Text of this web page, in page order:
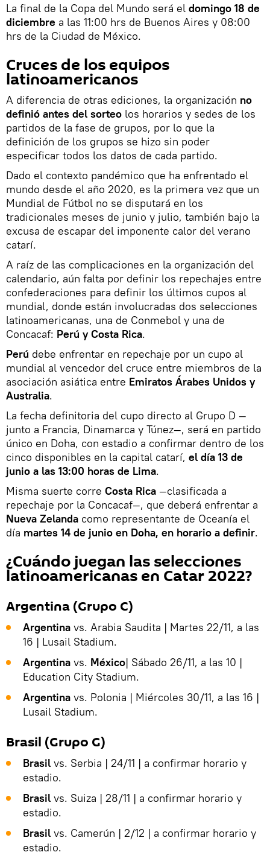
La final de la Copa del Mundo será el domingo 18 de
diciembre a las 11:00 hrs de Buenos Aires y 08:00
hrs de la Ciudad de México.
Cruces de los equipos
latinoamericanos
A diferencia de otras ediciones, la organización no
definió antes del sorteo los horarios y sedes de los
partidos de la fase de grupos, por lo que la
definición de los grupos se hizo sin poder
especificar todos los datos de cada partido.
Dado el contexto pandémico que ha enfrentado el
mundo desde el año 2020, es la primera vez que un
Mundial de Fútbol no se disputará en los
tradicionales meses de junio y julio, también bajo la
excusa de escapar del imponente calor del verano
catarí.
A raíz de las complicaciones en la organización del
calendario, aún falta por definir los repechajes entre
confederaciones para definir los últimos cupos al
mundial, donde están involucradas dos selecciones
latinoamericanas, una de Conmebol y una de
Concacaf: Perú y Costa Rica.
Perú debe enfrentar en repechaje por un cupo al
mundial al vencedor del cruce entre miembros de la
asociación asiática entre Emiratos Árabes Unidos y
Australia.
La fecha definitoria del cupo directo al Grupo D —
junto a Francia, Dinamarca y Túnez—, será en partido
único en Doha, con estadio a confirmar dentro de los
cinco disponibles en la capital catarí, el día 13 de
junio a las 13:00 horas de Lima.
Misma suerte corre Costa Rica —clasificada a
repechaje por la Concacaf—, que deberá enfrentar a
Nueva Zelanda como representante de Oceanía el
día martes 14 de junio en Doha, en horario a definir.
¿Cuándo juegan las selecciones
latinoamericanas en Catar 2022?
Argentina (Grupo C)
Argentina vs. Arabia Saudita | Martes 22/11, a las
16 | Lusail Stadium.
Argentina vs. México| Sábado 26/11, a las 10 |
Education City Stadium.
Argentina vs. Polonia | Miércoles 30/11, a las 16 |
Lusail Stadium.
Brasil (Grupo G)
Brasil vs. Serbia | 24/11 | a confirmar horario y
estadio.
Brasil vs. Suiza | 28/11 | a confirmar horario y
estadio.
Brasil vs. Camerún | 2/12 | a confirmar horario y
estadio.